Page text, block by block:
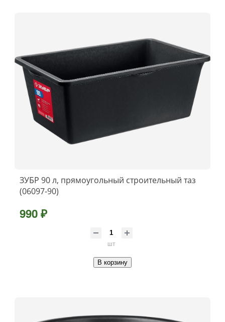
ЗУБР 90 л, прямоугольный строительный таз
(06097-90)
990 ₽
шт
В корзину